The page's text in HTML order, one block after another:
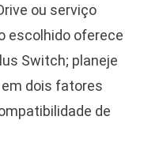
ou serviço
escolhido oferece
Switch; planeje
dois fatores
de